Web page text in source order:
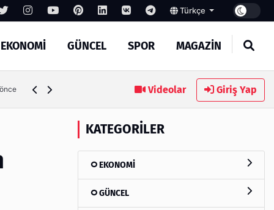
Türkçe
EKONOMİ GÜNCEL SPOR MAGAZİN
önce Videolar Giriş Yap
KATEGORILER
EKONOMİ
GÜNCEL